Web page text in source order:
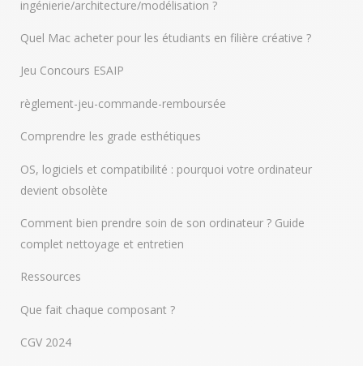
ingénierie/architecture/modélisation ?
Quel Mac acheter pour les étudiants en filière créative ?
Jeu Concours ESAIP
règlement-jeu-commande-remboursée
Comprendre les grade esthétiques
OS, logiciels et compatibilité : pourquoi votre ordinateur
devient obsolète
Comment bien prendre soin de son ordinateur ? Guide
complet nettoyage et entretien
Ressources
Que fait chaque composant ?
CGV 2024